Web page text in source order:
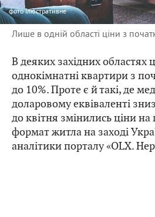
фотоілюстративне
Лише в одній області ціни з
В деяких західних областях
однокімнатні квартири з
до 10%. Проте є й такі, де
доларовому еквіваленті
до квітня змінились ціни
формат житла на заході
аналітики порталу «OLX.